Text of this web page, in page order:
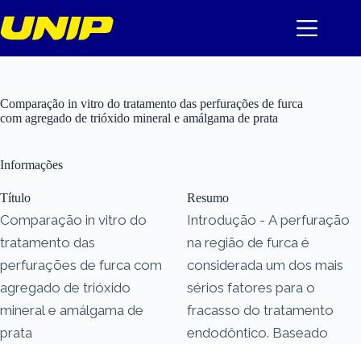
para
o
Comparação in vitro do tratamento das perfurações de furca
com agregado de trióxido mineral e amálgama de prata
Informações
Título
Comparação in vitro do
tratamento das
perfurações de furca com
agregado de trióxido
mineral e amálgama de
prata
Resumo
Introdução - A perfuração
na região de furca é
considerada um dos mais
sérios fatores para o
fracasso do tratamento
endodôntico. Baseado